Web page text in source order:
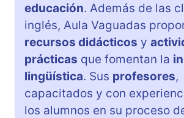
educación. Además de las
inglés, Aula Vaguadas
recursos didácticos y
prácticas que fomentan la
lingüística. Sus profesores,
capacitados y con
los alumnos en su proceso